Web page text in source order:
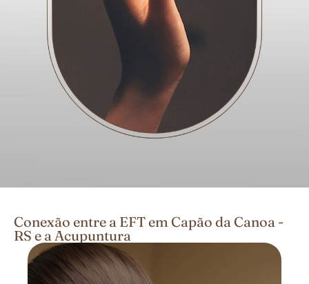
Conexão entre a EFT em Capão da Canoa -
RS e a Acupuntura